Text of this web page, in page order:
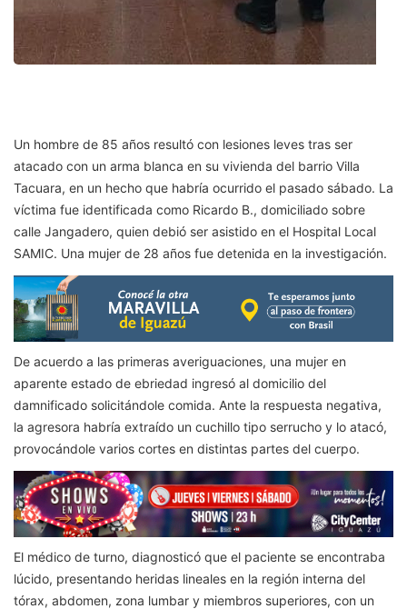
Un hombre de 85 años resultó con lesiones leves tras ser
atacado con un arma blanca en su vivienda del barrio Villa
Tacuara, en un hecho que habría ocurrido el pasado sábado. La
víctima fue identificada como Ricardo B., domiciliado sobre
calle Jangadero, quien debió ser asistido en el Hospital Local
SAMIC. Una mujer de 28 años fue detenida en la investigación.
De acuerdo a las primeras averiguaciones, una mujer en
aparente estado de ebriedad ingresó al domicilio del
damnificado solicitándole comida. Ante la respuesta negativa,
la agresora habría extraído un cuchillo tipo serrucho y lo atacó,
provocándole varios cortes en distintas partes del cuerpo.
El médico de turno, diagnosticó que el paciente se encontraba
lúcido, presentando heridas lineales en la región interna del
tórax, abdomen, zona lumbar y miembros superiores, con un